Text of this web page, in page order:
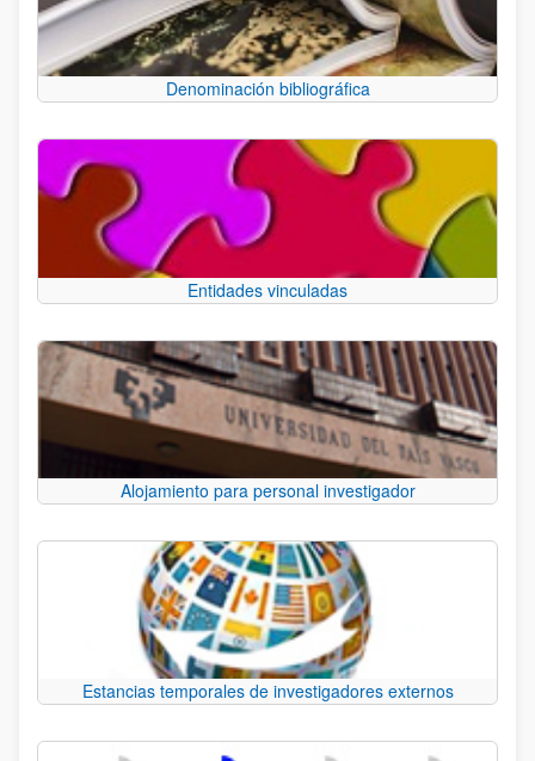
Denominación bibliográfica
Entidades vinculadas
Alojamiento para personal investigador
Estancias temporales de investigadores externos